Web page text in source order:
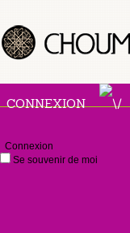
CONNEXION
Connexion
Se souvenir de moi